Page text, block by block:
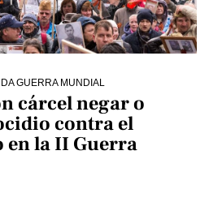
GUERRA MUNDIAL
cárcel negar o
contra el
en la II Guerra